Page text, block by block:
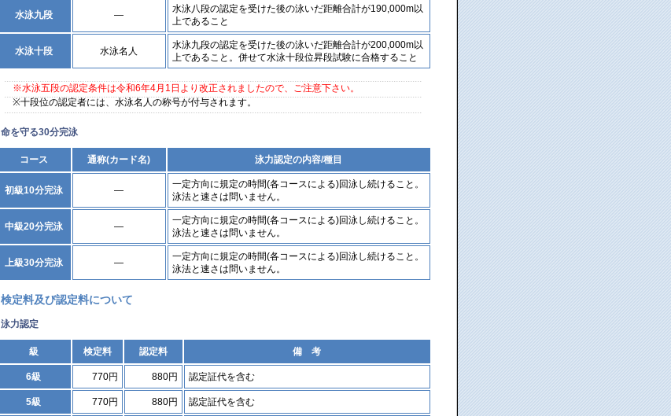
水泳九段 ―
水泳八段の認定を受けた後の泳いだ距離合計が190,000m以
上であること
水泳十段 水泳名人
水泳九段の認定を受けた後の泳いだ距離合計が200,000m以
上であること。併せて水泳十段位昇段試験に合格すること
※水泳五段の認定条件は令和6年4月1日より改正されましたので、ご注意下さい。
※十段位の認定者には、水泳名人の称号が付与されます。
命を守る30分完泳
コース 通称(カード名) 泳力認定の内容/種目
初級10分完泳 ―
一定方向に規定の時間(各コースによる)回泳し続けること。
泳法と速さは問いません。
中級20分完泳 ―
一定方向に規定の時間(各コースによる)回泳し続けること。
泳法と速さは問いません。
上級30分完泳 ―
一定方向に規定の時間(各コースによる)回泳し続けること。
泳法と速さは問いません。
検定料及び認定料について
泳力認定
級 検定料 認定料 備 考
6級 770円 880円 認定証代を含む
5級 770円 880円 認定証代を含む